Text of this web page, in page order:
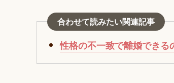
合わせて読みたい関連記事
性格の不一致で離婚できる